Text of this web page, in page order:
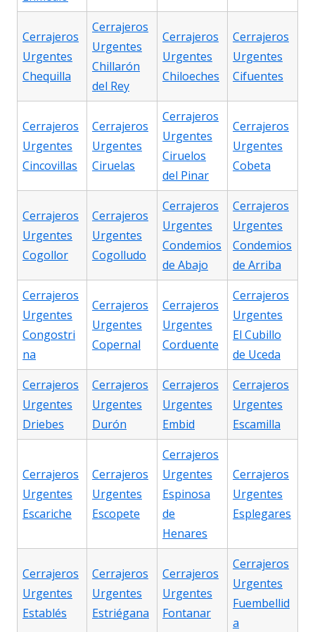
Cerrajeros
Urgentes
Chequilla
Cerrajeros
Urgentes
Chillarón
del Rey
Cerrajeros
Urgentes
Chiloeches
Cerrajeros
Urgentes
Cifuentes
Cerrajeros
Urgentes
Cincovillas
Cerrajeros
Urgentes
Ciruelas
Cerrajeros
Urgentes
Ciruelos
del Pinar
Cerrajeros
Urgentes
Cobeta
Cerrajeros
Urgentes
Cogollor
Cerrajeros
Urgentes
Cogolludo
Cerrajeros
Urgentes
Condemios
de Abajo
Cerrajeros
Urgentes
Condemios
de Arriba
Cerrajeros
Urgentes
Congostri
na
Cerrajeros
Urgentes
Copernal
Cerrajeros
Urgentes
Corduente
Cerrajeros
Urgentes
El Cubillo
de Uceda
Cerrajeros
Urgentes
Driebes
Cerrajeros
Urgentes
Durón
Cerrajeros
Urgentes
Embid
Cerrajeros
Urgentes
Escamilla
Cerrajeros
Urgentes
Escariche
Cerrajeros
Urgentes
Escopete
Cerrajeros
Urgentes
Espinosa
de
Henares
Cerrajeros
Urgentes
Esplegares
Cerrajeros
Urgentes
Establés
Cerrajeros
Urgentes
Estriégana
Cerrajeros
Urgentes
Fontanar
Cerrajeros
Urgentes
Fuembellid
a